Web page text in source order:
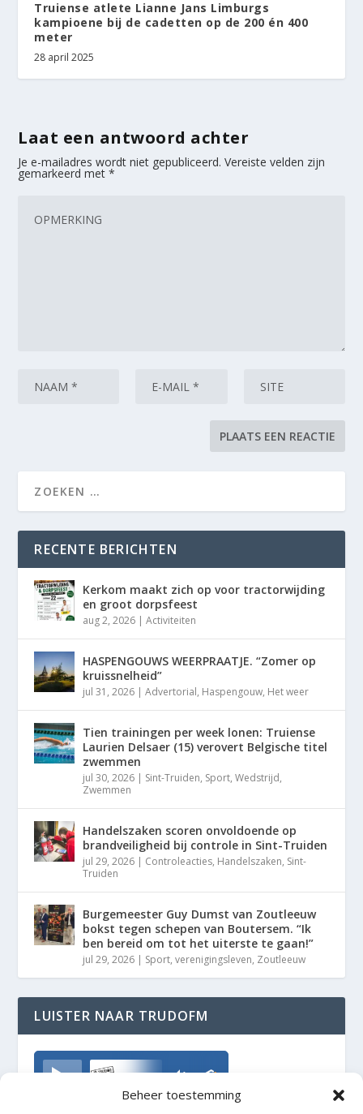
Beheer toestemming
Truiense atlete Lianne Jans Limburgs
kampioene bij de cadetten op de 200 én 400
meter
28 april 2025
Laat een antwoord achter
Je e-mailadres wordt niet gepubliceerd. Vereiste velden zijn
gemarkeerd met*
RECENTE BERICHTEN
Kerkom maakt zich op voor tractorwijding
en groot dorpsfeest
aug 2, 2026 |Activiteiten
HASPENGOUWS WEERPRAATJE. “Zomer op
kruissnelheid”
jul 31, 2026 |Advertorial, Haspengouw, Het weer
Tien trainingen per week lonen: Truiense
Laurien Delsaer (15) verovert Belgische titel
zwemmen
jul 30, 2026 | Sint-Truiden, Sport,Wedstrijd,
Zwemmen
Handelszaken scoren onvoldoende op
brandveiligheid bij controle in Sint-Truiden
jul 29, 2026 | Controleacties, Handelszaken, Sint-
Truiden
Burgemeester Guy Dumst van Zoutleeuw
bokst tegen schepen van Boutersem. “Ik
ben bereid om tot het uiterste te gaan!”
jul 29, 2026 | Sport,verenigingsleven, Zoutleeuw
LUISTER NAAR TRUDOFM
TrudoFM